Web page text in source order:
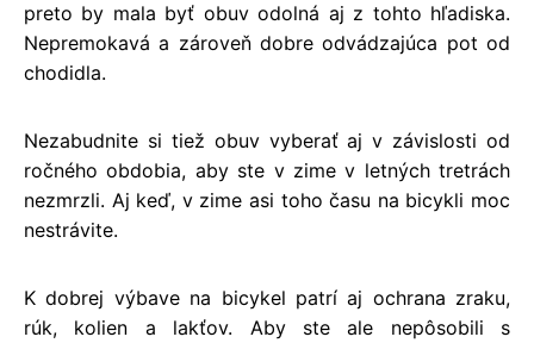
preto by mala byť obuv odolná aj z tohto hľadiska.
Nepremokavá a zároveň dobre odvádzajúca pot od
chodidla.
Nezabudnite si tiež obuv vyberať aj v závislosti od
ročného obdobia, aby ste v zime v letných tretrách
nezmrzli. Aj keď, v zime asi toho času na bicykli moc
nestrávite.
K dobrej výbave na bicykel patrí aj ochrana zraku,
rúk, kolien a lakťov. Aby ste ale nepôsobili s